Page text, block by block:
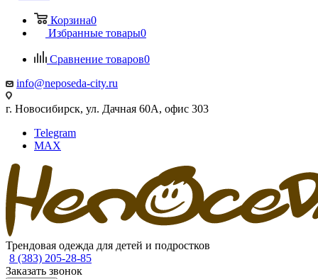
Корзина0
Избранные товары0
Сравнение товаров0
info@neposeda-city.ru
г. Новосибирск, ул. Дачная 60А, офис 303
Telegram
MAX
Трендовая одежда для детей и подростков
8 (383) 205-28-85
Заказать звонок